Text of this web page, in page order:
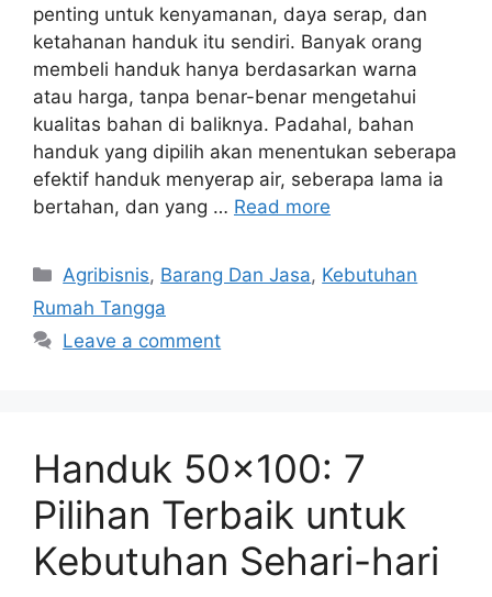
penting untuk kenyamanan, daya serap, dan
ketahanan handuk itu sendiri. Banyak orang
membeli handuk hanya berdasarkan warna
atau harga, tanpa benar-benar mengetahui
kualitas bahan di baliknya. Padahal, bahan
handuk yang dipilih akan menentukan seberapa
efektif handuk menyerap air, seberapa lama ia
bertahan, dan yang … Read more
Categories
Agribisnis, Barang Dan Jasa, Kebutuhan
Rumah Tangga
Leave a comment
Handuk 50×100: 7
Pilihan Terbaik untuk
Kebutuhan Sehari-hari